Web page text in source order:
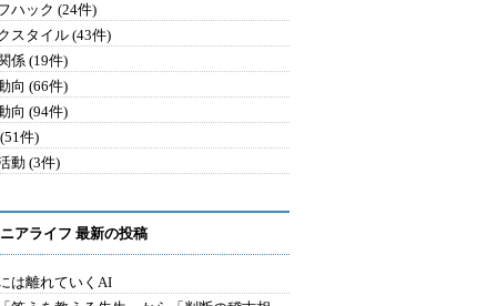
ハック (24件)
スタイル (43件)
係 (19件)
向 (66件)
向 (94件)
件)
動 (3件)
アライフ 最新の投稿
は離れていくAI